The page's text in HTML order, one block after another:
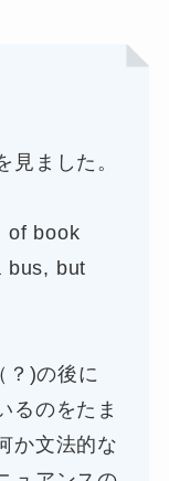
見ました。
of book
bus, but
？)の後に
るのをたま
か文法的な